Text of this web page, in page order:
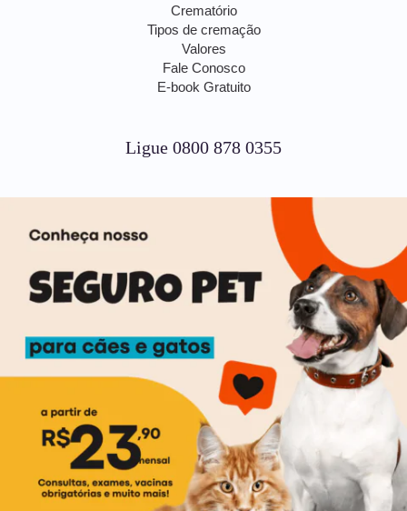
Crematório
Tipos de cremação
Valores
Fale Conosco
E-book Gratuito
Ligue 0800 878 0355